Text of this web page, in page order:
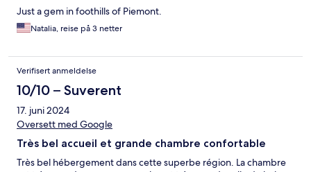
Just a gem in foothills of Piemont.
Natalia, reise på 3 netter
Verifisert anmeldelse
10/10 – Suverent
17. juni 2024
Oversett med Google
Très bel accueil et grande chambre confortable
Très bel hébergement dans cette superbe région. La chambre